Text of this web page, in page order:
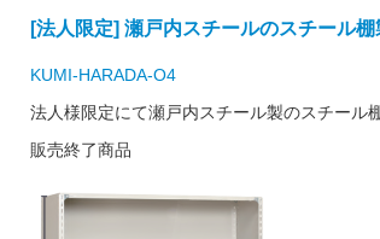
[法人限定] 瀬戸内スチールのスチール
KUMI-HARADA-O4
法人様限定にて瀬戸内スチール製のスチール
販売終了商品